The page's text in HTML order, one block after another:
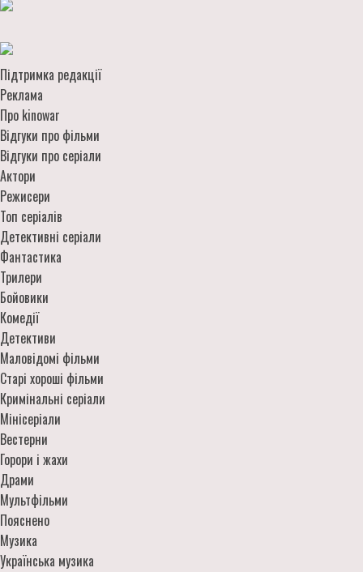
Підтримка редакції
Реклама
Про kinowar
Відгуки про фільми
Відгуки про серіали
Актори
Режисери
Топ серіалів
Детективні серіали
Фантастика
Трилери
Бойовики
Комедії
Детективи
Маловідомі фільми
Старі хороші фільми
Кримінальні серіали
Мінісеріали
Вестерни
Горори і жахи
Драми
Мультфільми
Пояснено
Музика
Українська музика